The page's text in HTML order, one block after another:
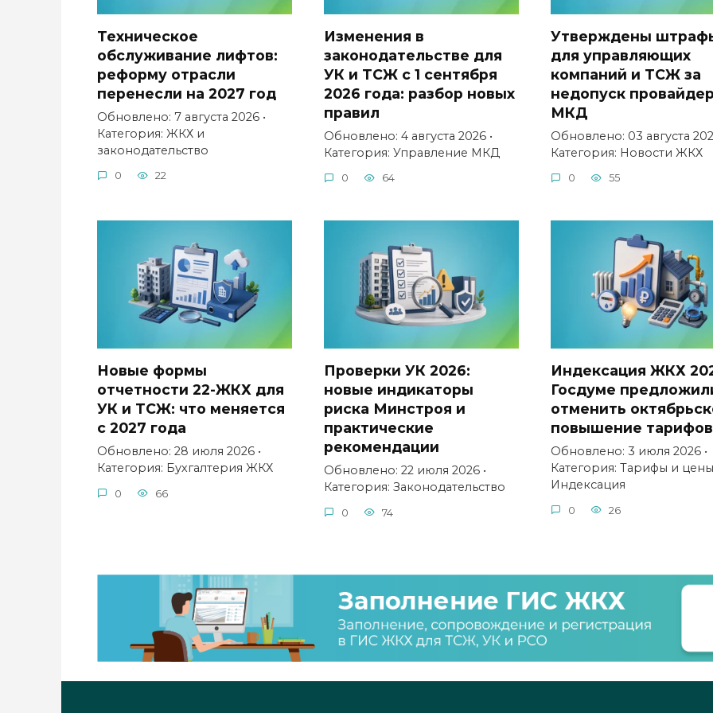
Техническое
обслуживание лифтов:
реформу отрасли
перенесли на 2027 год
Обновлено: 7 августа 2026 •
Категория: ЖКХ и
законодательство
0 22
Изменения в
законодательстве для
УК и ТСЖ с 1 сентября
2026 года: разбор новых
правил
Обновлено: 4 августа 2026 •
Категория: Управление МКД
0 64
Утверждены
для управляющих
компаний и ТСЖ за
недопуск
МКД
Обновлено: 03 августа
Категория: Новости ЖКХ
0 55
Новые формы
отчетности 22-ЖКХ для
УК и ТСЖ: что меняется
с 2027 года
Обновлено: 28 июля 2026 •
Категория: Бухгалтерия ЖКХ
0 66
Проверки УК 2026:
новые индикаторы
риска Минстроя и
практические
рекомендации
Обновлено: 22 июля 2026 •
Категория: Законодательство
0 74
Индексация ЖКХ
Госдуме
отменить
повышение тарифов
Обновлено: 3 июля 2026 •
Категория: Тарифы и цены
Индексация
0 26